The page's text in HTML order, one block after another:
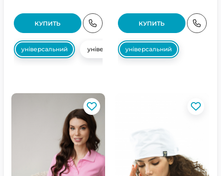
КУПИТЬ
універсальний універсальний
КУПИТЬ
універсальний